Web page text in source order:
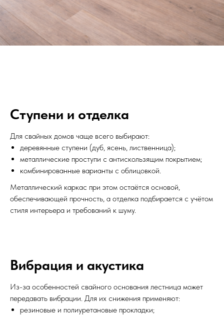
Ступени и отделка
Для свайных домов чаще всего выбирают:
деревянные ступени (дуб, ясень, лиственница);
металлические проступи с антискользящим покрытием;
комбинированные варианты с облицовкой.
Металлический каркас при этом остаётся основой,
обеспечивающей прочность, а отделка подбирается с учётом
стиля интерьера и требований к шуму.
Вибрация и акустика
Из-за особенностей свайного основания лестница может
передавать вибрации. Для их снижения применяют:
резиновые и полиуретановые прокладки;